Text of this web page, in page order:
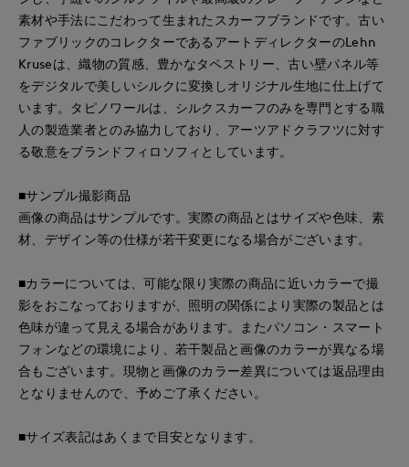
素材や手法にこだわって生まれたスカーフブランドです。古い
ファブリックのコレクターであるアートディレクターのLehn
Kruseは、織物の質感、豊かなタペストリー、古い壁パネル等
をデジタルで美しいシルクに変換しオリジナル生地に仕上げて
います。タピノワールは、シルクスカーフのみを専門とする職
人の製造業者とのみ協力しており、アーツアドクラフツに対す
る敬意をブランドフィロソフィとしています。
■サンプル撮影商品
画像の商品はサンプルです。実際の商品とはサイズや色味、素
材、デザイン等の仕様が若干変更になる場合がございます。
■カラーについては、可能な限り実際の商品に近いカラーで撮
影をおこなっておりますが、照明の関係により実際の製品とは
色味が違って見える場合があります。またパソコン・スマート
フォンなどの環境により、若干製品と画像のカラーが異なる場
合もございます。現物と画像のカラー差異については返品理由
となりませんので、予めご了承ください。
■サイズ表記はあくまで目安となります。